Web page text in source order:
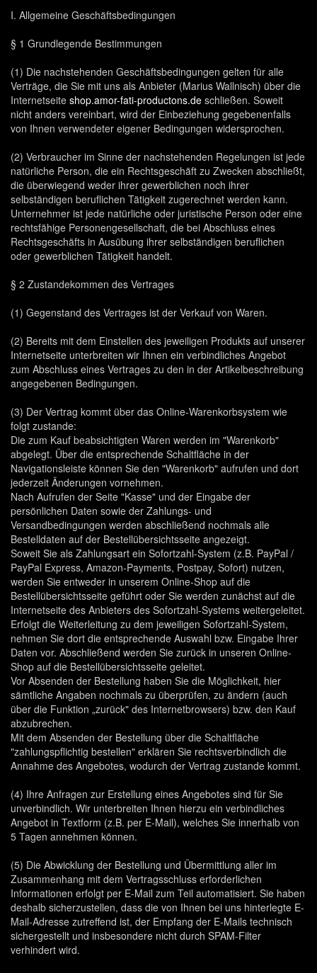
I. Allgemeine Geschäftsbedingungen
§ 1 Grundlegende Bestimmungen
(1) Die nachstehenden Geschäftsbedingungen gelten für alle
Verträge, die Sie mit uns als Anbieter (Marius Wallnisch) über die
Internetseite shop.amor-fati-productons.de schließen. Soweit
nicht anders vereinbart, wird der Einbeziehung gegebenenfalls
von Ihnen verwendeter eigener Bedingungen widersprochen.
(2) Verbraucher im Sinne der nachstehenden Regelungen ist jede
natürliche Person, die ein Rechtsgeschäft zu Zwecken abschließt,
die überwiegend weder ihrer gewerblichen noch ihrer
selbständigen beruflichen Tätigkeit zugerechnet werden kann.
Unternehmer ist jede natürliche oder juristische Person oder eine
rechtsfähige Personengesellschaft, die bei Abschluss eines
Rechtsgeschäfts in Ausübung ihrer selbständigen beruflichen
oder gewerblichen Tätigkeit handelt.
§ 2 Zustandekommen des Vertrages
(1) Gegenstand des Vertrages ist der Verkauf von Waren.
(2) Bereits mit dem Einstellen des jeweiligen Produkts auf unserer
Internetseite unterbreiten wir Ihnen ein verbindliches Angebot
zum Abschluss eines Vertrages zu den in der Artikelbeschreibung
angegebenen Bedingungen.
(3) Der Vertrag kommt über das Online-Warenkorbsystem wie
folgt zustande:
Die zum Kauf beabsichtigten Waren werden im "Warenkorb"
abgelegt. Über die entsprechende Schaltfläche in der
Navigationsleiste können Sie den "Warenkorb" aufrufen und dort
jederzeit Änderungen vornehmen.
Nach Aufrufen der Seite "Kasse" und der Eingabe der
persönlichen Daten sowie der Zahlungs- und
Versandbedingungen werden abschließend nochmals alle
Bestelldaten auf der Bestellübersichtsseite angezeigt.
Soweit Sie als Zahlungsart ein Sofortzahl-System (z.B. PayPal /
PayPal Express, Amazon-Payments, Postpay, Sofort) nutzen,
werden Sie entweder in unserem Online-Shop auf die
Bestellübersichtsseite geführt oder Sie werden zunächst auf die
Internetseite des Anbieters des Sofortzahl-Systems weitergeleitet.
Erfolgt die Weiterleitung zu dem jeweiligen Sofortzahl-System,
nehmen Sie dort die entsprechende Auswahl bzw. Eingabe Ihrer
Daten vor. Abschließend werden Sie zurück in unseren Online-
Shop auf die Bestellübersichtsseite geleitet.
Vor Absenden der Bestellung haben Sie die Möglichkeit, hier
sämtliche Angaben nochmals zu überprüfen, zu ändern (auch
über die Funktion „zurück" des Internetbrowsers) bzw. den Kauf
abzubrechen.
Mit dem Absenden der Bestellung über die Schaltfläche
"zahlungspflichtig bestellen" erklären Sie rechtsverbindlich die
Annahme des Angebotes, wodurch der Vertrag zustande kommt.
(4) Ihre Anfragen zur Erstellung eines Angebotes sind für Sie
unverbindlich. Wir unterbreiten Ihnen hierzu ein verbindliches
Angebot in Textform (z.B. per E-Mail), welches Sie innerhalb von
5 Tagen annehmen können.
(5) Die Abwicklung der Bestellung und Übermittlung aller im
Zusammenhang mit dem Vertragsschluss erforderlichen
Informationen erfolgt per E-Mail zum Teil automatisiert. Sie haben
deshalb sicherzustellen, dass die von Ihnen bei uns hinterlegte E-
Mail-Adresse zutreffend ist, der Empfang der E-Mails technisch
sichergestellt und insbesondere nicht durch SPAM-Filter
verhindert wird.